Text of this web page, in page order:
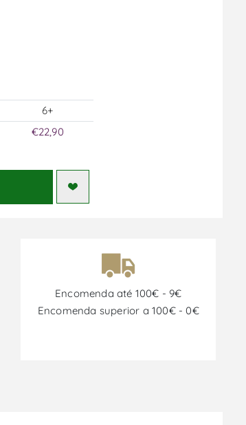
6+
€22,90
Encomenda até 100€ - 9€
Encomenda superior a 100€ - 0€